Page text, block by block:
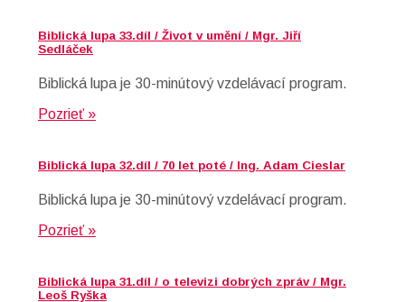
Biblická lupa 33.díl / Život v umění / Mgr. Jiří
Sedláček
Biblická lupa je 30-minútový vzdelávací program.
Pozrieť »
Biblická lupa 32.díl / 70 let poté / Ing. Adam Cieslar
Biblická lupa je 30-minútový vzdelávací program.
Pozrieť »
Biblická lupa 31.díl / o televizi dobrých zpráv / Mgr.
Leoš Ryška